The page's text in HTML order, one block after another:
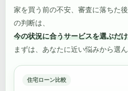
家を買う前の不安、審査に落ちた
の判断は、
今の状況に合うサービスを選ぶだ
まずは、あなたに近い悩みから選ん
住宅ローン比較